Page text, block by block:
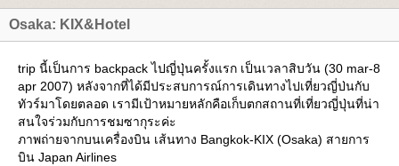
Osaka: KIX&Hotel
trip นี้เป็นการ backpack ไปญี่ปุ่นครั้งแรก เป็นเวลาสิบวัน (30 mar-8
apr 2007) หลังจากที่ได้มีประสบการณ์การเดินทางไปเที่ยวญี่ป่นกับ
ทัวร์มาโดยตลอด เรามีเป้าหมายหลักคือเก็บตกสถานที่เที่ยวญี่ปุ่นที่น่า
สนใจร่วมกับการชมซากุระค่ะ
ภาพถ่ายจากบนเครื่องบิน เส้นทาง Bangkok-KIX (Osaka) สายการ
บิน Japan Airlines